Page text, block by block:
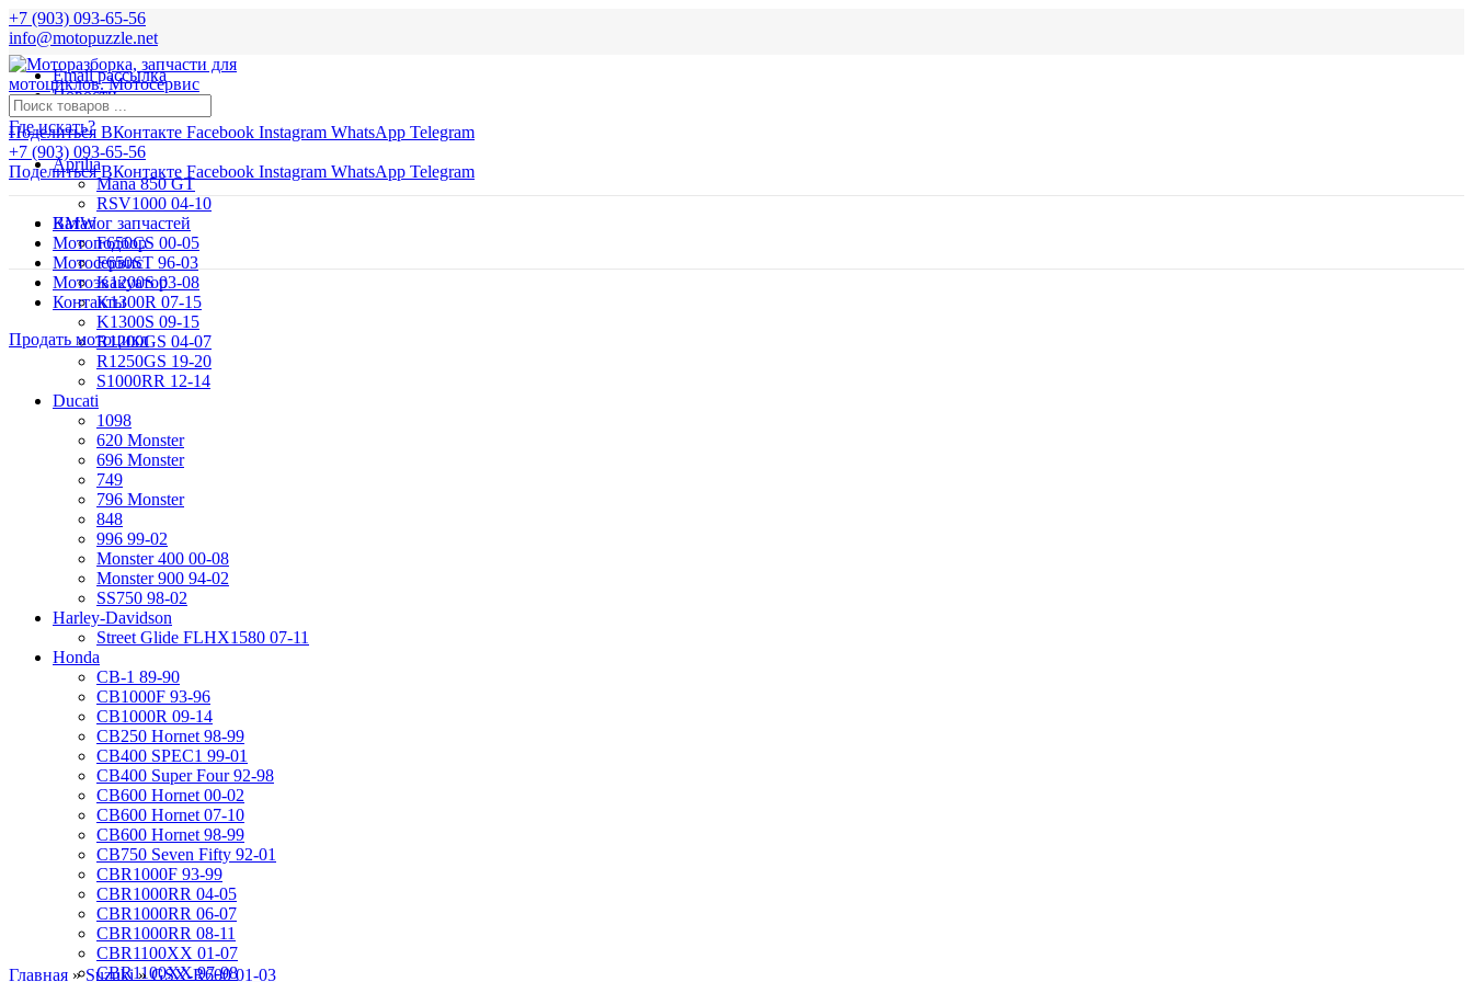
+7 (903) 093-65-56
info@motopuzzle.net
Email рассылка
Новости
Поделиться ВКонтакте Facebook Instagram WhatsApp Telegram
+7 (903) 093-65-56
Поделиться ВКонтакте Facebook Instagram WhatsApp Telegram
Где искать?
Aprilia
Mana 850 GT
RSV1000 04-10
BMW
F650CS 00-05
F650ST 96-03
K1200S 03-08
K1300R 07-15
K1300S 09-15
R1200GS 04-07
R1250GS 19-20
S1000RR 12-14
Ducati
1098
620 Monster
696 Monster
749
796 Monster
848
996 99-02
Monster 400 00-08
Monster 900 94-02
SS750 98-02
Harley-Davidson
Street Glide FLHX1580 07-11
Honda
CB-1 89-90
CB1000F 93-96
CB1000R 09-14
CB250 Hornet 98-99
CB400 SPEC1 99-01
CB400 Super Four 92-98
CB600 Hornet 00-02
CB600 Hornet 07-10
CB600 Hornet 98-99
CB750 Seven Fifty 92-01
CBR1000F 93-99
CBR1000RR 04-05
CBR1000RR 06-07
CBR1000RR 08-11
CBR1100XX 01-07
CBR1100XX 97-98
Каталог запчастей
Мотоподбор
Мотосервис
Мотоэвакуатор
Контакты
Продать мотоцикл
Главная »Suzuki»GSX-R600 01-03